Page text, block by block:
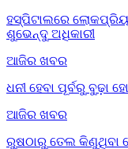
ହସ୍ପିଟାଲରେ ଲୋକପ୍ରିୟ
ଶୁଭେନ୍ଦୁ ଅଧିକାରୀ
ଆଜିର ଖବର
ଧନୀ ହେବା ପୂର୍ବରୁ ବୁଢ଼ା
ଆଜିର ଖବର
ରୁଷଠାରୁ ତେଲ କିଣୁଥିବା